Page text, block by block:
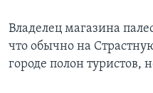
Владелец магазина
что обычно на
городе полон туристов,